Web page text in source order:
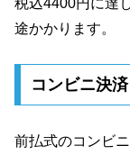
途かかります。
コンビニ決済
前払式のコンビ